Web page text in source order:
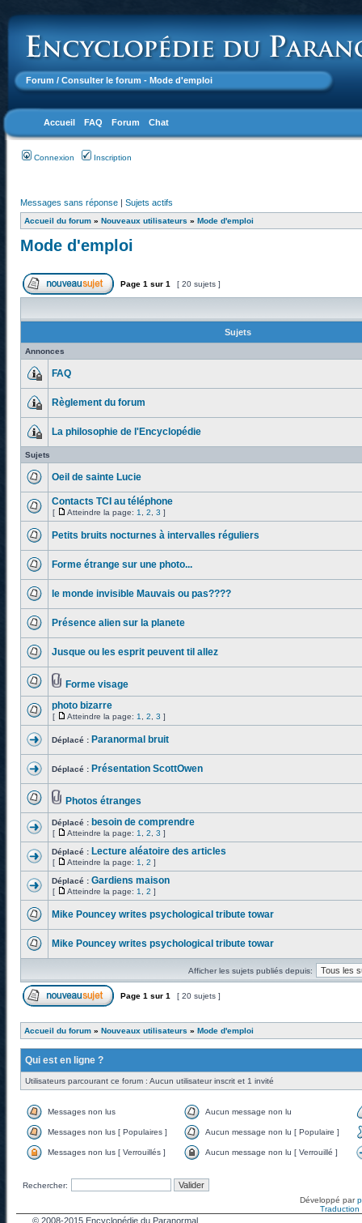
Forum / Consulter le forum - Mode d'emploi
Accueil FAQ Forum Chat
Connexion Inscription
Messages sans réponse | Sujets actifs
Accueil du forum » Nouveaux utilisateurs » Mode d'emploi
Mode d'emploi
Page 1 sur 1 [ 20 sujets ]
Sujets
Annonces
FAQ
Règlement du forum
La philosophie de l'Encyclopédie
Sujets
Oeil de sainte Lucie
Contacts TCI au téléphone
[ Atteindre la page: 1 2 3 ]
Petits bruits nocturnes à intervalles réguliers
Forme étrange sur une photo...
le monde invisible Mauvais ou pas????
Présence alien sur la planete
Jusque ou les esprit peuvent til allez
Forme visage
photo bizarre
[ Atteindre la page: 1 2 3 ]
Déplacé : Paranormal bruit
Déplacé : Présentation ScottOwen
Photos étranges
Déplacé : besoin de comprendre
[ Atteindre la page: 1 2 3 ]
Déplacé : Lecture aléatoire des articles
[ Atteindre la page: 1 2 ]
Déplacé : Gardiens maison
[ Atteindre la page: 1 2 ]
Mike Pouncey writes psychological tribute towar
Mike Pouncey writes psychological tribute towar
Afficher les sujets publiés depuis:
Page 1 sur 1 [ 20 sujets ]
Accueil du forum » Nouveaux utilisateurs » Mode d'emploi
Qui est en ligne ?
Utilisateurs parcourant ce forum : Aucun utilisateur inscrit et 1 invité
Messages non lus Aucun message non lu
Messages non lus [ Populaires ] Aucun message non lu [ Populaire ]
Messages non lus [ Verrouillés ] Aucun message non lu [ Verrouillé ]
Rechercher:
Développé par
Traduction
© 2008-2015 Encyclopédie du Paranormal